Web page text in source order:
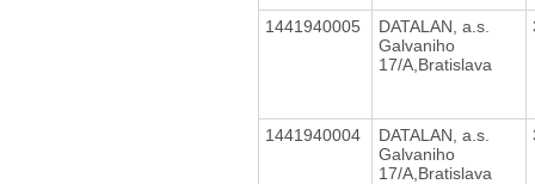
1441940005
DATALAN, a.s.
Galvaniho
17/A,Bratislava
1441940004
DATALAN, a.s.
Galvaniho
17/A,Bratislava